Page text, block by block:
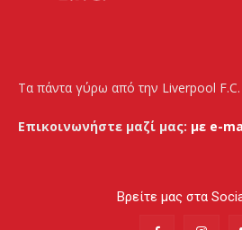
Τα πάντα γύρω από την Liverpool F.C.
Επικοινωνήστε μαζί μας: με e-
Βρείτε μας στα